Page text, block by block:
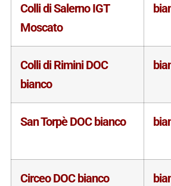
Colli di Salerno IGT
Moscato
Colli di Rimini DOC
bianco
San Torpè DOC bianco
Circeo DOC bianco